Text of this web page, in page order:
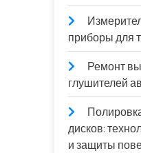
приборы для
Ремонт
глушителей
дисков:
и защиты